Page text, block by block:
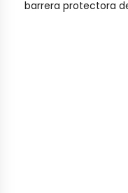
barrera protectora